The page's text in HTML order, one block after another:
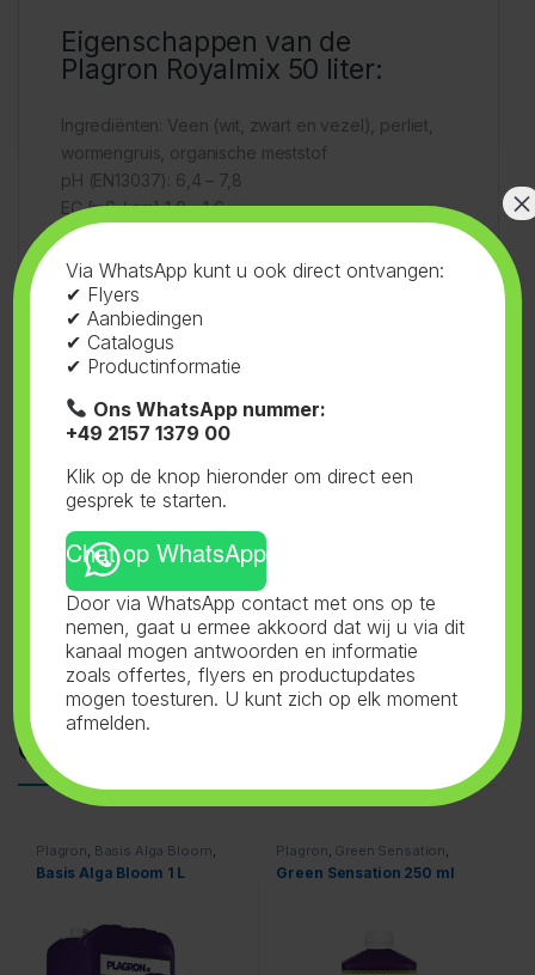
Eigenschappen van de
Plagron Royalmix 50 liter:
Ingrediënten: Veen (wit, zwart en vezel), perliet,
wormengruis, organische meststof
pH (EN13037): 6,4 – 7,8
EC [mS / cm] 1,0 – 1,6
Voorbemest met 10,5 kg/m³ organische meststof
(NPK 5,5-11-5,5)
Inhoud:
Levende bodem:
Artikelgewicht:
SKU:61.048 Categorie:
Tag:plagron
Gerelateerde producten
Plagron Basis Alga Bloom
Voeding
Basis Alga Bloom 1 L
Plagron Green Sensation
Voeding
Green Sensation 250 ml
Via WhatsApp kunt u ook direct ontvangen:
✔ Flyers
✔ Aanbiedingen
✔ Catalogus
✔ Productinformatie
Ons WhatsApp nummer:
+49 2157 1379 00
Klik op de knop hieronder om direct een
gesprek te starten.
Chat op WhatsApp
Door via WhatsApp contact met ons op te
nemen, gaat u ermee akkoord dat wij u via dit
kanaal mogen antwoorden en informatie
zoals offertes, flyers en productupdates
mogen toesturen. U kunt zich op elk moment
afmelden.
×